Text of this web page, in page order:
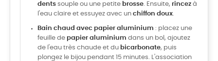
dents souple ou une petite brosse. Ensuite, rincez à
l'eau claire et essuyez avec un chiffon doux.
Bain chaud avec papier aluminium : placez une
feuille de papier aluminium dans un bol, ajoutez
de l'eau très chaude et du bicarbonate, puis
plongez le bijou pendant 15 minutes. L'association